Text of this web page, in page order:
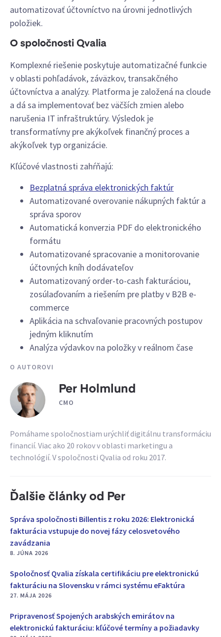
automatizovať účtovníctvo na úrovni jednotlivých
položiek.
O spoločnosti Qvalia
Komplexné riešenie poskytuje automatizačné funkcie
v oblasti pohľadávok, záväzkov, transakčného
účtovníctva a analýzy. Platforma je založená na cloude
a dá sa implementovať bez väčších zmien alebo
narušenia IT infraštruktúry. Výsledok je
transformatívny pre akýkoľvek finančný proces a
akýkoľvek typ organizácie.
Kľúčové vlastnosti zahŕňajú:
Bezplatná správa elektronických faktúr
Automatizované overovanie nákupných faktúr a
správa sporov
Automatická konverzia PDF do elektronického
formátu
Automatizované spracovanie a monitorovanie
účtovných kníh dodávateľov
Automatizovaný order-to-cash fakturáciou,
zosúlaďovaním a riešením pre platby v B2B e-
commerce
Aplikácia na schvaľovanie pracovných postupov
jedným kliknutím
Analýza výdavkov na položky v reálnom čase
O AUTOROVI
Per Holmlund
CMO
Pomáhame spoločnostiam urýchliť digitálnu transformáciu
financií. Viac ako 20 rokov v oblasti marketingu a
technológií. V spoločnosti Qvalia od roku 2017.
Ďalšie články od Per
Správa spoločnosti Billentis z roku 2026: Elektronická
fakturácia vstupuje do novej fázy celosvetového
zavádzania
8. JÚNA 2026
Spoločnosť Qvalia získala certifikáciu pre elektronickú
fakturáciu na Slovensku v rámci systému eFaktúra
27. MÁJA 2026
Pripravenosť Spojených arabských emirátov na
elektronickú fakturáciu: kľúčové termíny a požiadavky